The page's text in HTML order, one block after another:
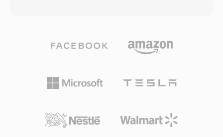
hardware como receivers AV, consoles de
jogos é sistemas de infoentretenimento
erros que mascara pequenas falhas de disco
conteúdo de som surround destinado a mídia
fisica ou streaming de alta qualidade, o DTS
gravação longas, capturas multicanal ou
W64 alcança isso estendendo identificadores
de bloco é campos de tamanho para 64 bits,
caracteres. Essa mudança estrutural permite